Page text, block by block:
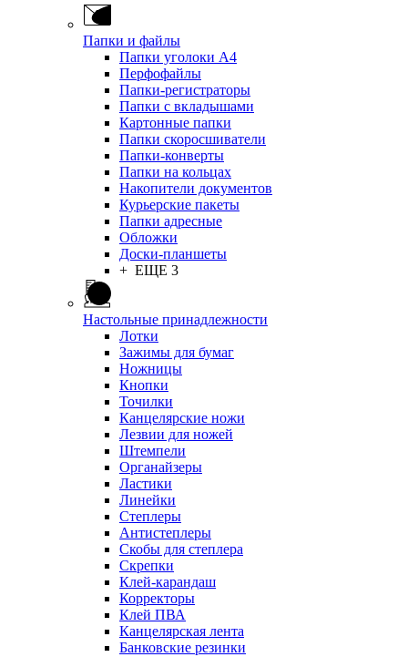
Папки и файлы
Папки уголоки А4
Перфофайлы
Папки-регистраторы
Папки с вкладышами
Картонные папки
Папки скоросшиватели
Папки-конверты
Папки на кольцах
Накопители документов
Курьерские пакеты
Папки адресные
Обложки
Доски-планшеты
+ ЕЩЕ 3
Настольные принадлежности
Лотки
Зажимы для бумаг
Ножницы
Кнопки
Точилки
Канцелярские ножи
Лезвии для ножей
Штемпели
Органайзеры
Ластики
Линейки
Степлеры
Антистеплеры
Скобы для степлера
Скрепки
Клей-карандаш
Корректоры
Клей ПВА
Канцелярская лента
Банковские резинки